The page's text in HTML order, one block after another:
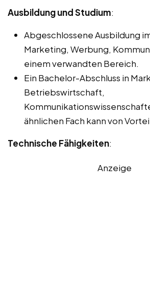
Ausbildung und Studium:
Abgeschlossene Ausbildung
Marketing, Werbung,
einem verwandten Bereich.
Ein Bachelor-Abschluss in
Betriebswirtschaft,
ähnlichen Fach kann von
Technische Fähigkeiten:
Anzeige